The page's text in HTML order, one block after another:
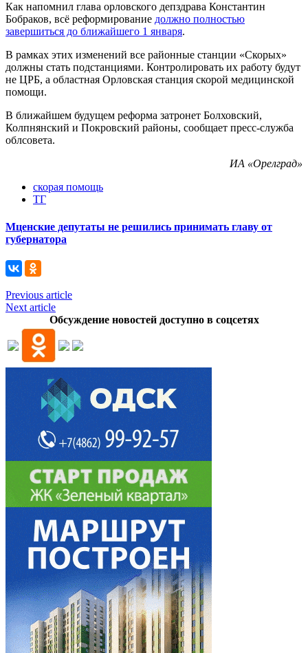
Как напомнил глава орловского депздрава Константин
Бобраков, всё реформирование должно полностью
завершиться до ближайшего 1 января.
В рамках этих изменений все районные станции «Скорых»
должны стать подстанциями. Контролировать их работу будут
не ЦРБ, а областная Орловская станция скорой медицинской
помощи.
В ближайшем будущем реформа затронет Болховский,
Колпнянский и Покровский районы, сообщает пресс-служба
облсовета.
ИА «Орелград»
скорая помощь
ТГ
Мценские депутаты не решились принимать главу от
губернатора
Previous article
Next article
Обсуждение новостей доступно в соцсетях